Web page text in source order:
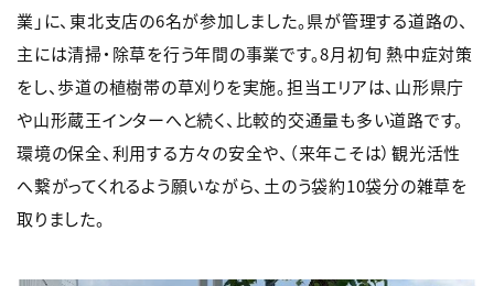
業」に、東北支店の6名が参加しました。県が管理する道路の、
主には清掃・除草を行う年間の事業です。8月初旬 熱中症対策
をし、歩道の植樹帯の草刈りを実施。担当エリアは、山形県庁
や山形蔵王インターへと続く、比較的交通量も多い道路です。
環境の保全、利用する方々の安全や、（来年こそは）観光活性
へ繋がってくれるよう願いながら、土のう袋約10袋分の雑草を
取りました。